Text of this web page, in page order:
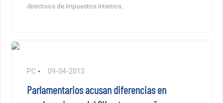
directivos de Impuestos Internos.
PC 09-04-2013
Parlamentarios acusan diferencias en